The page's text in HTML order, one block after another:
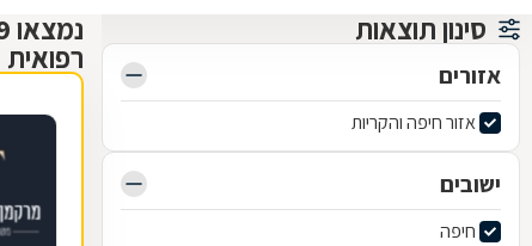
סינון תוצאות
אזורים
אזור חיפה והקריות
ישובים
חיפה
רפואית